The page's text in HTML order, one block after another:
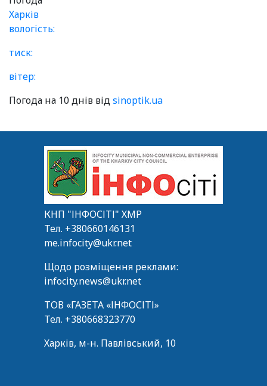
Харків
вологість:
тиск:
вітер:
Погода на 10 днів відsinoptik.ua
КНП "ІНФОСІТІ" ХМР
Тел. +380660146131
me.infocity@ukr.net
Щодо розміщення реклами:
infocity.news@ukr.net
ТОВ «ГАЗЕТА «ІНФОСІТІ»
Тел. +380668323770
Харків, м-н. Павлівський, 10